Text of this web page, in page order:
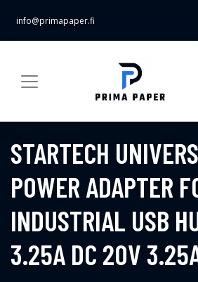
info@primapaper.fi
STARTECH
POWER ADAPTER
INDUSTRIAL USB
3.25A DC 20V